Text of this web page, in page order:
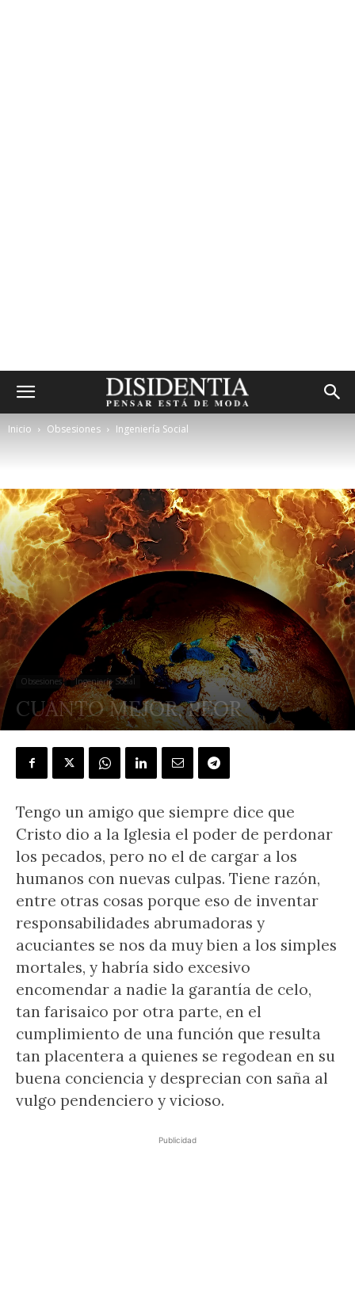
Inicio Obsesiones Ingeniería Social
Obsesiones Ingeniería Social
CUANTO MEJOR, PEOR
POR J.L. GONZÁLEZ QUIRÓS - 23 noviembre, 2019
Tengo un amigo que siempre dice que
Cristo dio a la Iglesia el poder de perdonar
los pecados, pero no el de cargar a los
humanos con nuevas culpas. Tiene razón,
entre otras cosas porque eso de inventar
responsabilidades abrumadoras y
acuciantes se nos da muy bien a los simples
mortales, y habría sido excesivo
encomendar a nadie la garantía de celo,
tan farisaico por otra parte, en el
cumplimiento de una función que resulta
tan placentera a quienes se regodean en su
buena conciencia y desprecian con saña al
vulgo pendenciero y vicioso.
Publicidad